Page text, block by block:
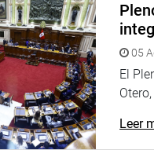
05
El
Leer